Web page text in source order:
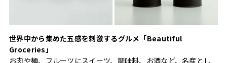
世界中から集めた五感を刺激するグルメ「Beautiful
Groceries」
お肉や麺、フルーツにスイーツ、調味料、お酒など、名産とし